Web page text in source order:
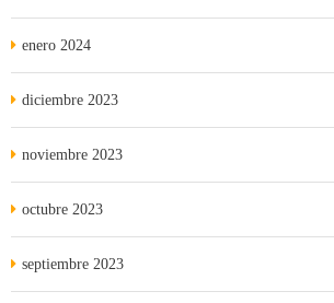
enero 2024
diciembre 2023
noviembre 2023
octubre 2023
septiembre 2023